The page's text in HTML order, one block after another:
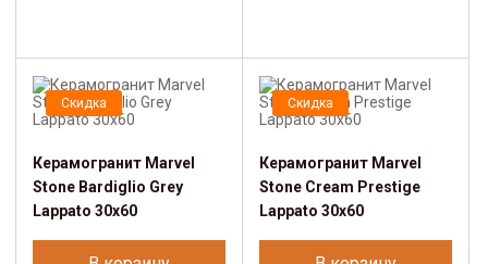
Скидка
Керамогранит Marvel
Stone Bardiglio Grey
Lappato 30x60
Скидка
Керамогранит Marvel
Stone Cream Prestige
Lappato 30x60